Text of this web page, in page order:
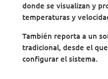
donde se visualizan y
temperaturas y
También reporta a un
tradicional, desde el
configurar el sistema.